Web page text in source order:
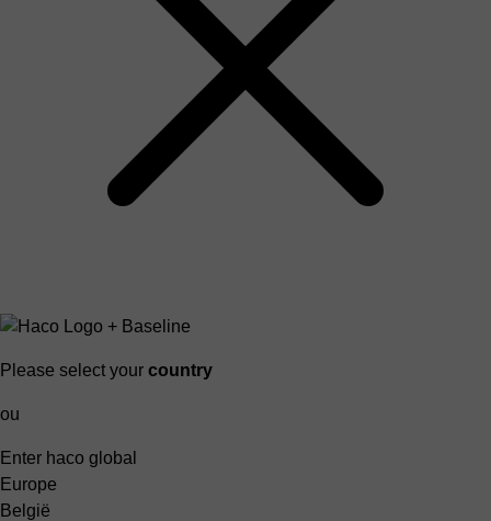
Please select your country
ou
Enter haco global
Europe
België